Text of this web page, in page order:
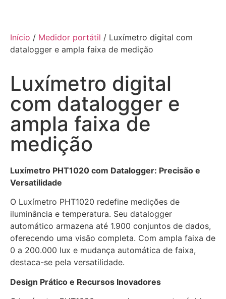
Início / Medidor portátil / Luxímetro digital com
datalogger e ampla faixa de medição
Luxímetro digital
com datalogger e
ampla faixa de
medição
Luxímetro PHT1020 com Datalogger: Precisão e
Versatilidade
O Luxímetro PHT1020 redefine medições de
iluminância e temperatura. Seu datalogger
automático armazena até 1.900 conjuntos de dados,
oferecendo uma visão completa. Com ampla faixa de
0 a 200.000 lux e mudança automática de faixa,
destaca-se pela versatilidade.
Design Prático e Recursos Inovadores